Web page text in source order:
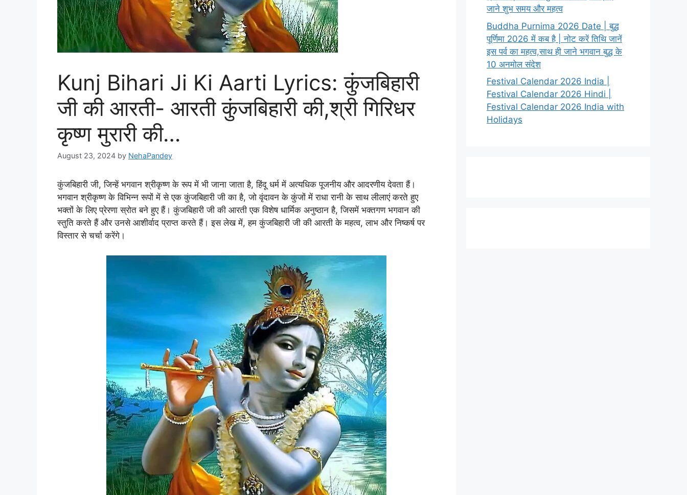
Kunj Bihari Ji Ki Aarti Lyrics: कुंजबिहारी
जी की आरती- आरती कुंजबिहारी की,श्री गिरिधर
कृष्ण मुरारी की…
August 23, 2024 by NehaPandey
कुंजबिहारी जी, जिन्हें भगवान श्रीकृष्ण के रूप में भी जाना जाता है, हिंदू धर्म में अत्यधिक पूजनीय और आदरणीय देवता हैं।
भगवान श्रीकृष्ण के विभिन्न रूपों में से एक कुंजबिहारी जी का है, जो वृंदावन के कुंजों में राधा रानी के साथ लीलाएं करते हुए
भक्तों के लिए प्रेरणा स्रोत बने हुए हैं। कुंजबिहारी जी की आरती एक विशेष धार्मिक अनुष्ठान है, जिसमें भक्तगण भगवान की
स्तुति करते हैं और उनसे आशीर्वाद प्राप्त करते हैं। इस लेख में, हम कुंजबिहारी जी की आरती के महत्व, लाभ और निष्कर्ष पर
विस्तार से चर्चा करेंगे।
जाने शुभ समय और महत्व
Buddha Purnima 2026 Date | बुद्ध
पूर्णिमा 2026 में कब है | नोट करें तिथि जानें
इस पर्व का महत्व,साथ ही जाने भगवान बुद्ध के
10 अनमोल संदेश
Festival Calendar 2026 India |
Festival Calendar 2026 Hindi |
Festival Calendar 2026 India with
Holidays